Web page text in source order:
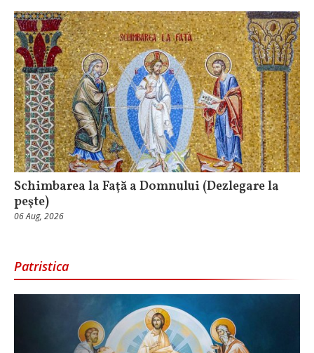
Schimbarea la Faţă a Domnului (Dezlegare la
peşte)
06 Aug, 2026
Patristica